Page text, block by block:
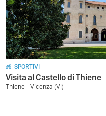
SPORTIVI
Visita al Castello di Thiene
Thiene - Vicenza (VI)